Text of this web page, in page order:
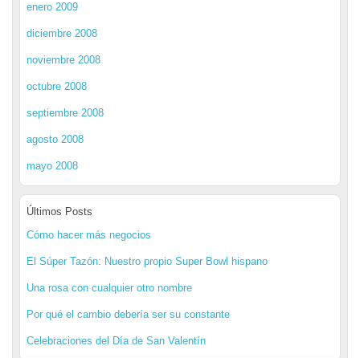
enero 2009
diciembre 2008
noviembre 2008
octubre 2008
septiembre 2008
agosto 2008
mayo 2008
Últimos Posts
Cómo hacer más negocios
El Súper Tazón: Nuestro propio Super Bowl hispano
Una rosa con cualquier otro nombre
Por qué el cambio debería ser su constante
Celebraciones del Día de San Valentín